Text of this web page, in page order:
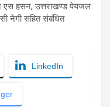
एस हसन, उत्तराखण्ड पेयजल
नेगी सहित संबंधित
LinkedIn